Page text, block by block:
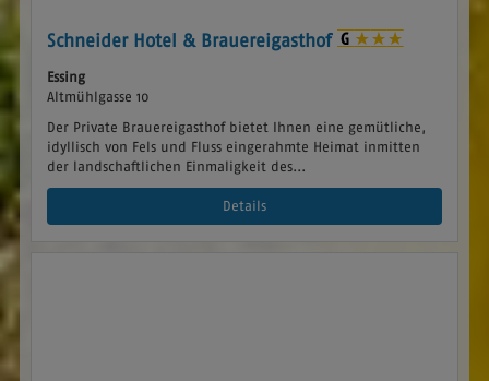
Schneider Hotel & Brauereigasthof
Essing
Altmühlgasse 10
Der Private Brauereigasthof bietet Ihnen eine gemütliche,
idyllisch von Fels und Fluss eingerahmte Heimat inmitten
der landschaftlichen Einmaligkeit des...
Details